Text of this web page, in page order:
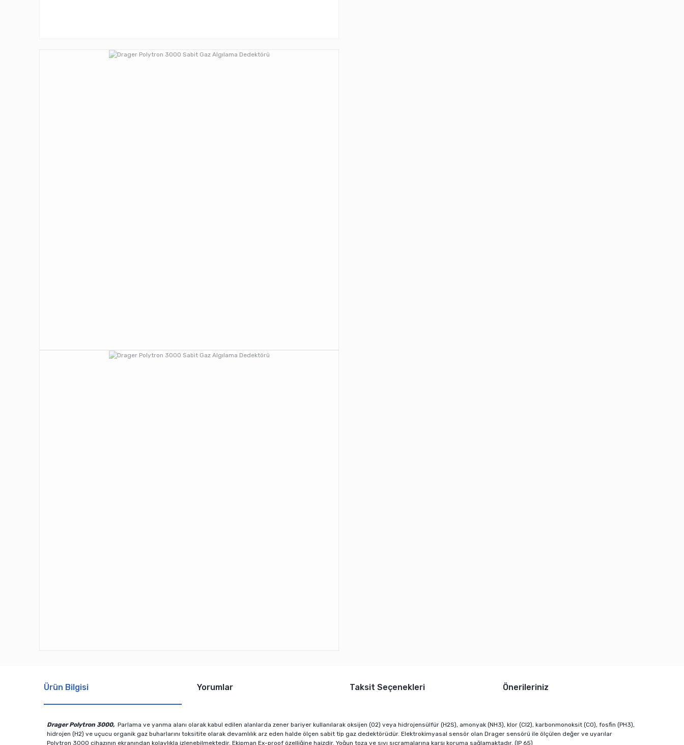
Ürün Bilgisi Yorumlar Taksit Seçenekleri Önerileriniz
Drager Polytron 3000, Parlama ve yanma alanı olarak kabul edilen alanlarda zener bariyer kullanılarak oksijen (O2) veya hidrojensülfür (H2S), amonyak (NH3), klor (Cl2), karbonmonoksit (CO), fosfin (PH3),
hidrojen (H2) ve uçucu organik gaz buharlarını toksitite olarak devamlılık arz eden halde ölçen sabit tip gaz dedektörüdür. Elektrokimyasal sensör olan Drager sensörü ile ölçülen değer ve uyarılar
Polytron 3000 cihazının ekranından kolaylıkla izlenebilmektedir. Ekipman Ex-proof özelliğine haizdir. Yoğun toza ve sıvı sıçramalarına karşı koruma sağlamaktadır. (IP 65)